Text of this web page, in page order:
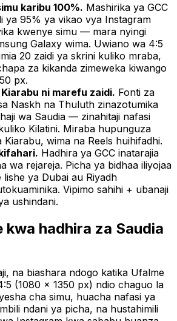
karibu 100%. Mashirika ya GCC
ya 95% ya vikao vya Instagram
kwenye simu — mara nyingi
Galaxy wima. Uwiano wa 4:5
20 zaidi ya skrini kuliko mraba,
za kikanda zimeweka kiwango
px.
ni marefu zaidi. Fonti za
Naskh na Thuluth zinazotumika
wa Saudia — zinahitaji nafasi
Kilatini. Miraba hupunguza
Kiarabu, wima na Reels huihifadhi.
Hadhira ya GCC inatarajia
wa rejareja. Picha ya bidhaa iliyojaa
lishe ya Dubai au Riyadh
Vipimo sahihi + ubanaji
ushindani.
kwa hadhira za Saudia
na biashara ndogo katika Ufalme
(1080 × 1350 px) ndio chaguo la
cha simu, huacha nafasi ya
ndani ya picha, na hustahimili